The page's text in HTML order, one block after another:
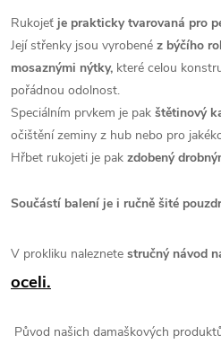
Rukojeť je prakticky tvarovaná pro
Její střenky jsou vyrobené z býčího
mosaznými nýtky, které celou
pořádnou odolnost.
Speciálním prvkem je pak štětinový
očištění zeminy z hub nebo pro
Hřbet rukojeti je pak zdobený
Součástí balení je i ručně šité
V prokliku naleznete stručný návod
oceli.
Původ našich damaškových